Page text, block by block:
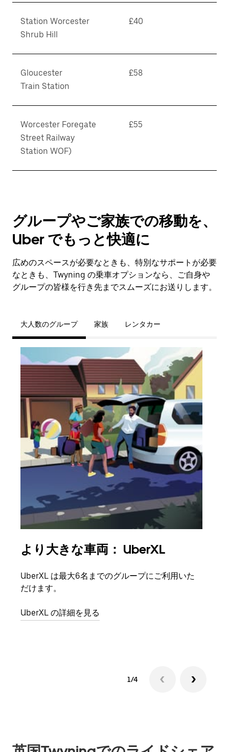
Station Worcester
Shrub Hill
£40
Gloucester
Train Station
£58
Worcester Foregate
Street Railway
Station WOF)
£55
グループやご家族での移動を、
Uber でもっと快適に
広めのスペースが必要なときも、特別なサポートが必要
なときも、Twyning の乗車オプションなら、ご自身や
グループの皆様を行き先までスムーズにお送りします。
大人数のグループ 家族 レンタカー
より大きな車両： UberXL
UberXL は最大6名までのグループにご利用いた
だけます。
UberXL の詳細を見る
1/4